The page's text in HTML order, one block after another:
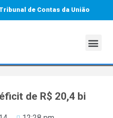
de Contas da União
de R$ 20,4 bi